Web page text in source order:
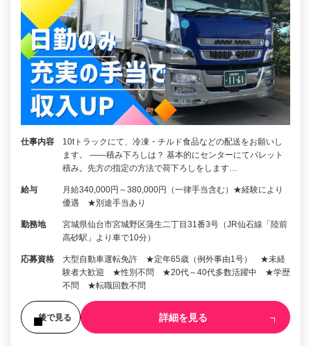
仕事内容
10tトラックにて、冷凍・チルド食品などの配送をお願いし
ます。 ――積み下ろしは？ 基本的にセンターにてパレット
積み。先方の指定の方法で荷下ろしをします…
給与
月給340,000円～380,000円（一律手当含む）★経験により
優遇 ★別途手当あり
勤務地
宮城県仙台市宮城野区蒲生二丁目31番3号（JR仙石線「陸前
高砂駅」より車で10分）
応募資格
大型自動車運転免許 ★定年65歳（例外事由1号） ★未経
験者大歓迎 ★性別不問 ★20代～40代多数活躍中 ★学歴
不問 ★転職回数不問
後で見る 詳細を見る